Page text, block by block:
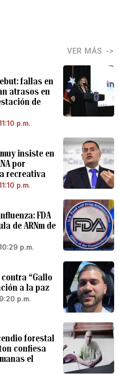
VER MÁS
fallas en
atrasos en
de
p.m.
insiste en
por
recreativa
p.m.
FDA
de ARNm de
p.m.
“Gallo
a la paz
p.m.
forestal
confiesa
el